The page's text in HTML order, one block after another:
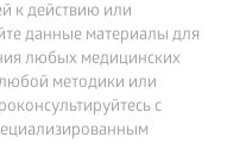
к действию или
данные материалы для
любых медицинских
методики или
с